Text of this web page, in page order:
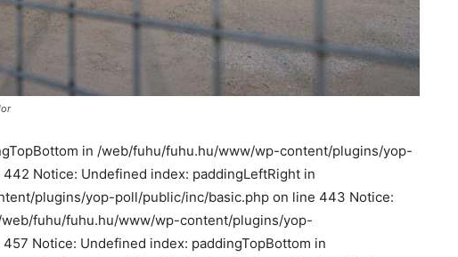
in /web/fuhu/fuhu.hu/www/wp-content/plugins/yop-
Notice: Undefined index: paddingLeftRight in
plugins/yop-poll/public/inc/basic.php on line 443 Notice:
fuhu/fuhu.hu/www/wp-content/plugins/yop-
Notice: Undefined index: paddingTopBottom in